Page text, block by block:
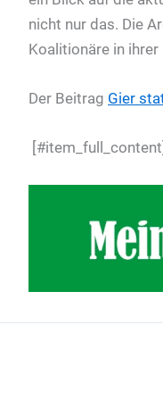
nicht nur das. Die
Koalitionäre in
Der Beitrag Gier
[#item_full_content]